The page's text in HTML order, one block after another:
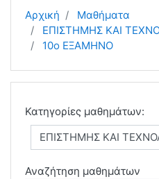
Αρχική
Μαθήματα
ΕΠΙΣΤΗΜΗΣ ΚΑΙ
10ο ΕΞΑΜΗΝΟ
Κατηγορίες μαθημάτων:
Αναζήτηση μαθημάτων